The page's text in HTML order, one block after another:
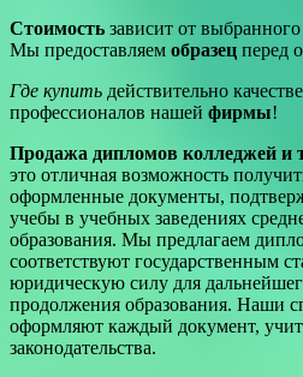
Стоимость зависит от выбранного
Мы предоставляем образец перед
Где купить действительно
профессионалов нашей фирмы!
Продажа дипломов колледжей и
это отличная возможность
оформленные документы,
учебы в учебных заведениях
образования. Мы предлагаем
соответствуют государственным
юридическую силу для
продолжения образования. Наши
оформляют каждый документ,
законодательства.